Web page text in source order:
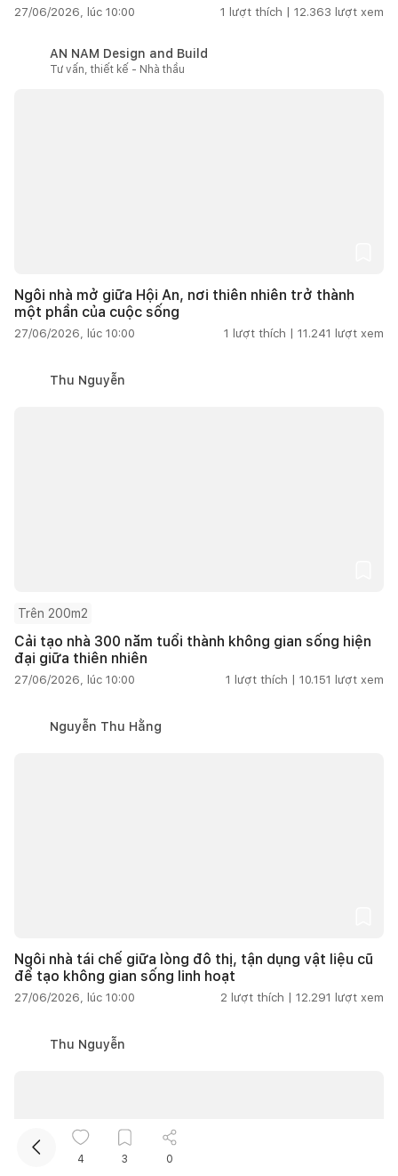
27/06/2026, lúc 10:00 1 lượt thích | 12.363 lượt xem
AN NAM Design and Build
Tư vấn, thiết kế - Nhà thầu
Ngôi nhà mở giữa Hội An, nơi thiên nhiên trở thành
một phần của cuộc sống
27/06/2026, lúc 10:00 1 lượt thích | 11.241 lượt xem
Thu Nguyễn
Trên 200m2
Cải tạo nhà 300 năm tuổi thành không gian sống hiện
đại giữa thiên nhiên
27/06/2026, lúc 10:00 1 lượt thích | 10.151 lượt xem
Nguyễn Thu Hằng
Ngôi nhà tái chế giữa lòng đô thị, tận dụng vật liệu cũ
để tạo không gian sống linh hoạt
27/06/2026, lúc 10:00 2 lượt thích | 12.291 lượt xem
Thu Nguyễn
4 3 0
Kết nối thiết kế, thi công